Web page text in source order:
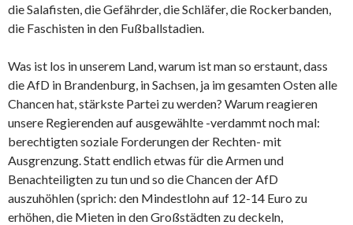
die Salafisten, die Gefährder, die Schläfer, die Rockerbanden,
die Faschisten in den Fußballstadien.
Was ist los in unserem Land, warum ist man so erstaunt, dass
die AfD in Brandenburg, in Sachsen, ja im gesamten Osten alle
Chancen hat, stärkste Partei zu werden? Warum reagieren
unsere Regierenden auf ausgewählte -verdammt noch mal:
berechtigten soziale Forderungen der Rechten- mit
Ausgrenzung. Statt endlich etwas für die Armen und
Benachteiligten zu tun und so die Chancen der AfD
auszuhöhlen (sprich: den Mindestlohn auf 12-14 Euro zu
erhöhen, die Mieten in den Großstädten zu deckeln,